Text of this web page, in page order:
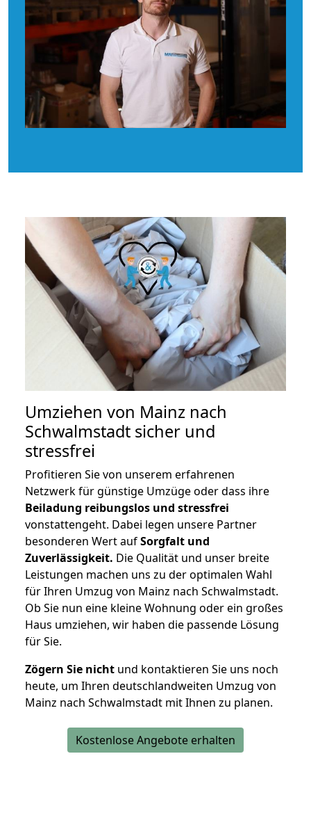
Umziehen von Mainz nach
Schwalmstadt sicher und
stressfrei
Profitieren Sie von unserem erfahrenen
Netzwerk für günstige Umzüge oder dass ihre
Beiladung reibungslos und stressfrei
vonstattengeht. Dabei legen unsere Partner
besonderen Wert aufSorgfalt und
Zuverlässigkeit. Die Qualität und unser breite
Leistungen machen uns zu der optimalen Wahl
für Ihren Umzug von Mainz nach Schwalmstadt.
Ob Sie nun eine kleine Wohnung oder ein großes
Haus umziehen, wir haben die passende Lösung
für Sie.
Zögern Sie nicht und kontaktieren Sie uns noch
heute, um Ihren deutschlandweiten Umzug von
Mainz nach Schwalmstadt mit Ihnen zu planen.
Kostenlose Angebote erhalten